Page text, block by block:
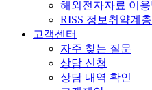
해외전자자료 이용
RISS 정보취약계
고객센터
자주 찾는 질문
상담 신청
상담 내역 확인